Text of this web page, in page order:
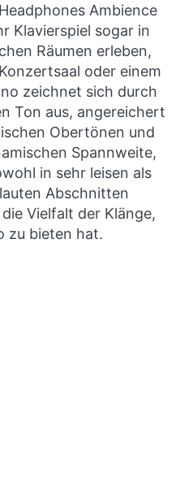
Ambience
Klavierspiel sogar in
Räumen erleben,
oder einem
zeichnet sich durch
Ton aus, angereichert
Obertönen und
Spannweite,
in sehr leisen als
Abschnitten
Vielfalt der Klänge,
zu bieten hat.